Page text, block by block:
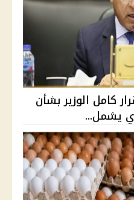
كامل الوزير بشأن
يشمل...